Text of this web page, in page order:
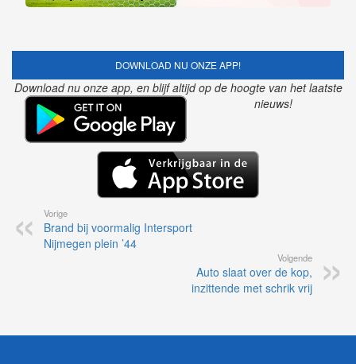
DOWNLOAD NU ONZE APP!
Download nu onze app, en blijf altijd op de hoogte van het laatste
nieuws!
Vorige
Brand bij voormalig Intersport
Nijmegen plein ’44
Volgende
Auto slaat over de kop,
inzittende met schrik vrij